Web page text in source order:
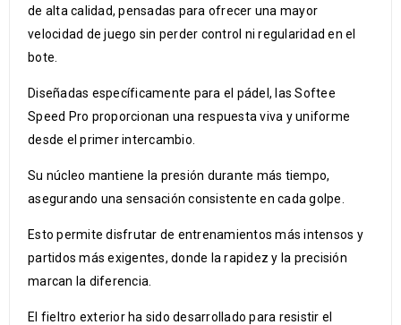
de alta calidad, pensadas para ofrecer una mayor
velocidad de juego sin perder control ni regularidad en el
bote.
Diseñadas específicamente para el pádel, las Softee
Speed Pro proporcionan una respuesta viva y uniforme
desde el primer intercambio.
Su núcleo mantiene la presión durante más tiempo,
asegurando una sensación consistente en cada golpe.
Esto permite disfrutar de entrenamientos más intensos y
partidos más exigentes, donde la rapidez y la precisión
marcan la diferencia.
El fieltro exterior ha sido desarrollado para resistir el